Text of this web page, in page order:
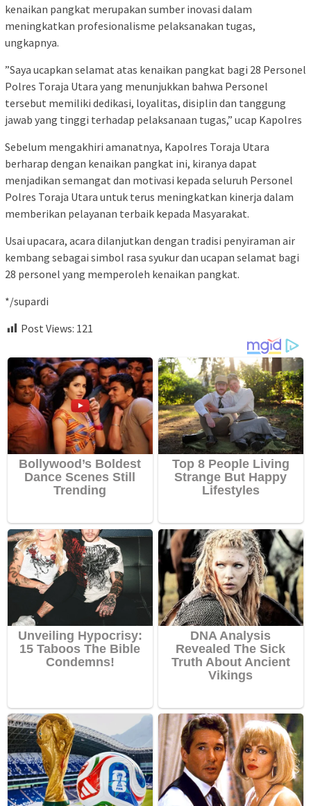
kenaikan pangkat merupakan sumber inovasi dalam
meningkatkan profesionalisme pelaksanakan tugas,
ungkapnya.
”Saya ucapkan selamat atas kenaikan pangkat bagi 28 Personel
Polres Toraja Utara yang menunjukkan bahwa Personel
tersebut memiliki dedikasi, loyalitas, disiplin dan tanggung
jawab yang tinggi terhadap pelaksanaan tugas,” ucap Kapolres
Sebelum mengakhiri amanatnya, Kapolres Toraja Utara
berharap dengan kenaikan pangkat ini, kiranya dapat
menjadikan semangat dan motivasi kepada seluruh Personel
Polres Toraja Utara untuk terus meningkatkan kinerja dalam
memberikan pelayanan terbaik kepada Masyarakat.
Usai upacara, acara dilanjutkan dengan tradisi penyiraman air
kembang sebagai simbol rasa syukur dan ucapan selamat bagi
28 personel yang memperoleh kenaikan pangkat.
*/supardi
Post Views: 121